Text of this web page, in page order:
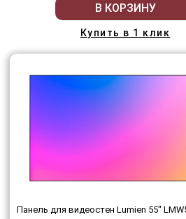
В КОРЗИНУ
Купить в 1 клик
Панель для видеостен Lumien 55"